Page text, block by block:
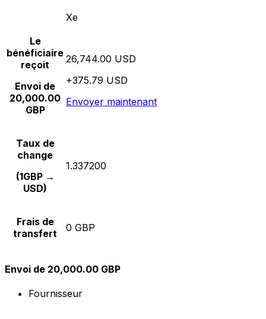
Xe
Le
bénéficiaire
reçoit
Envoi de
20,000.00
GBP
26,744.00 USD
+375.79 USD
Envoyer maintenant
Taux de
change
(1GBP →
USD)
1.337200
Frais de
transfert
0 GBP
Envoi de 20,000.00 GBP
Fournisseur